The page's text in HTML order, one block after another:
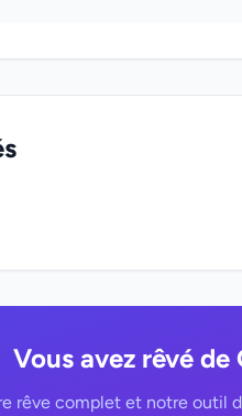
Vous avez rêvé de
rêve complet et notre outil